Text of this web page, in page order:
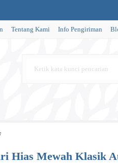
Tentang Kami Info Pengiriman
Hias Mewah Klasik